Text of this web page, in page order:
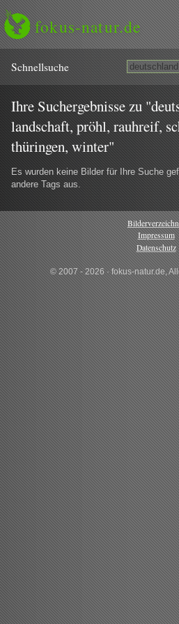
fokus-natur.de
Schnell­suche
Ihre Suchergebnisse zu
landschaft, pröhl, rauhreif,
thüringen, winter"
Es wurden keine Bilder für Ihre Suche
andere Tags aus.
Impressum
Datenschutz
© 2007 - 2026 · fokus-natur.de,